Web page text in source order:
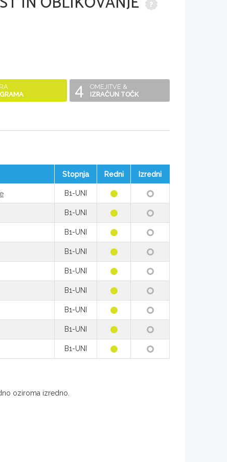
4
OMEJITVE &
IZRAČUN TOČK
Stopnja Redni Izredni
B1-UNI
B1-UNI
B1-UNI
B1-UNI
B1-UNI
B1-UNI
B1-UNI
B1-UNI
B1-UNI
oziroma izredno.